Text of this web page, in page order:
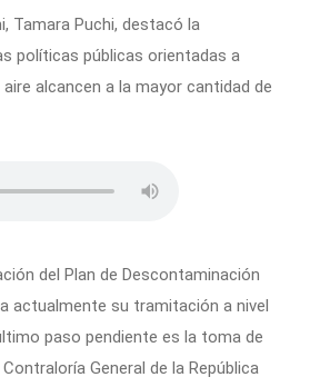
Tamara Puchi, destacó la
políticas públicas orientadas a
alcancen a la mayor cantidad de
del Plan de Descontaminación
actualmente su tramitación a nivel
paso pendiente es la toma de
General de la República